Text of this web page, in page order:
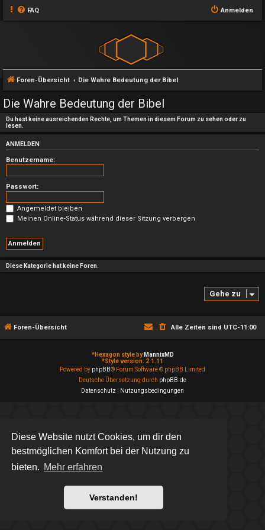
Diese Website nutzt Cookies, um dir den
bestmöglichen Komfort bei der Nutzung zu
bieten. Mehr erfahren
Verstanden!
FAQ Anmelden
Foren-Übersicht Die Wahre Bedeutung der Bibel
Die Wahre Bedeutung der Bibel
Du hast keine ausreichenden Rechte, um Themen in diesem Forum zu sehen oder zu
lesen.
ANMELDEN
Benutzername:
Passwort:
Angemeldet bleiben
Meinen Online-Status während dieser Sitzung verbergen
Diese Kategorie hat keine Foren.
Gehe zu
Foren-Übersicht Alle Zeiten sind UTC-11:00
*Hexagon style by MannixMD
*Style version: 2.1.11
Powered by phpBB® Forum Software © phpBB Limited
Deutsche Übersetzung durch phpBB.de
Datenschutz
Nutzungsbedingungen